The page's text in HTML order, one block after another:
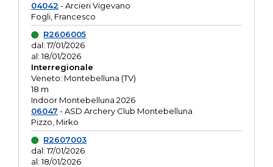
04042 - Arcieri Vigevano
Fogli, Francesco
R2606005
dal: 17/01/2026
al: 18/01/2026
Interregionale
Veneto: Montebelluna (TV)
18 m
Indoor Montebelluna 2026
06047 - ASD Archery Club Montebelluna
Pizzo, Mirko
R2607003
dal: 17/01/2026
al: 18/01/2026